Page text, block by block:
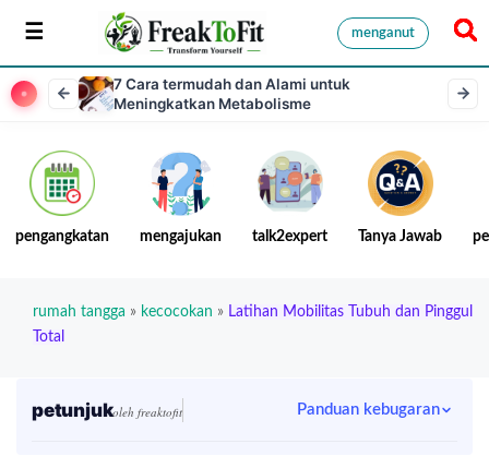
menganut
7 Cara termudah dan Alami untuk
Meningkatkan Metabolisme
pengangkatan mengajukan talk2expert Tanya Jawab
rumah tangga » kecocokan » Latihan Mobilitas Tubuh dan Pinggul
Total
petunjukoleh freaktofit Panduan kebugaran